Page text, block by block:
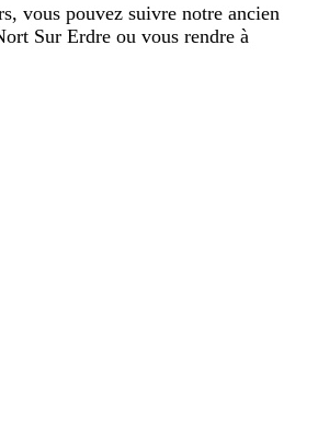
vous pouvez suivre notre ancien
Sur Erdre ou vous rendre à